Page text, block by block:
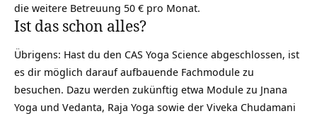
die weitere Betreuung 50 € pro Monat.
Ist das schon alles?
Übrigens: Hast du den CAS Yoga Science abgeschlossen, ist
es dir möglich darauf aufbauende Fachmodule zu
besuchen. Dazu werden zukünftig etwa Module zu Jnana
Yoga und Vedanta, Raja Yoga sowie der Viveka Chudamani